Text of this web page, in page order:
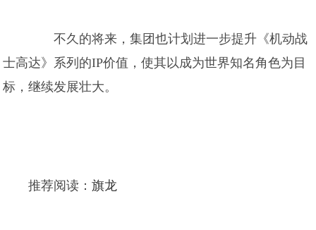
不久的将来，集团也计划进一步提升《机动战
士高达》系列的IP价值，使其以成为世界知名角色为目
标，继续发展壮大。
推荐阅读：旗龙